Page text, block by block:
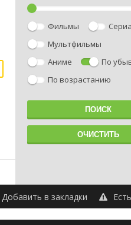
Фильмы
Мультфильмы
Аниме
По
По возрастанию
Добавить в закладки